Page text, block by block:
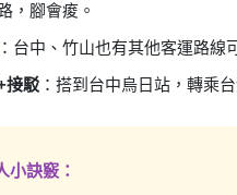
，腳會痠。
：台中、竹山也有其他客運路線
接駁 ：搭到台中烏日站，轉乘
小訣竅：